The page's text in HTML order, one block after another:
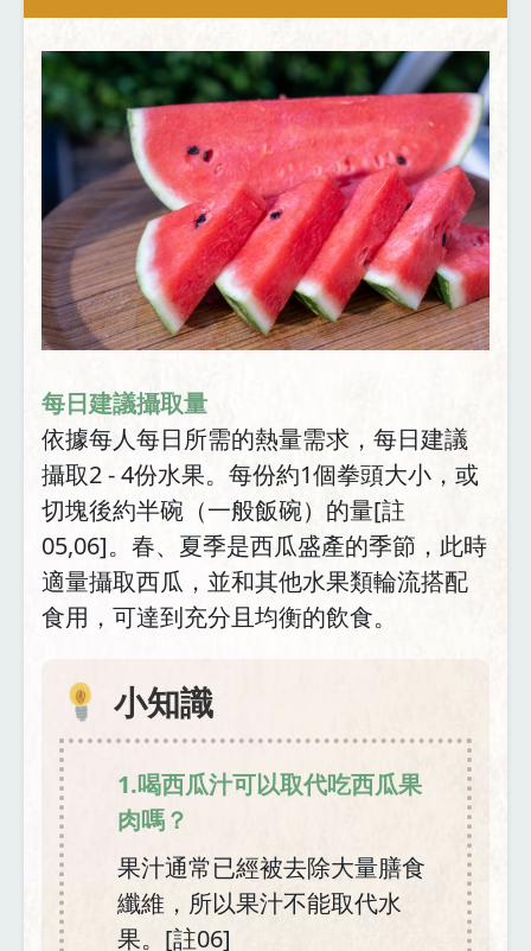
每日建議攝取量
依據每人每日所需的熱量需求，每日建議
攝取2 - 4份水果。每份約1個拳頭大小，或
切塊後約半碗（一般飯碗）的量[註
05,06]。春、夏季是西瓜盛產的季節，此時
適量攝取西瓜，並和其他水果類輪流搭配
食用，可達到充分且均衡的飲食。
小知識
1.喝西瓜汁可以取代吃西瓜果
肉嗎？
果汁通常已經被去除大量膳食
纖維，所以果汁不能取代水
果。[註06]